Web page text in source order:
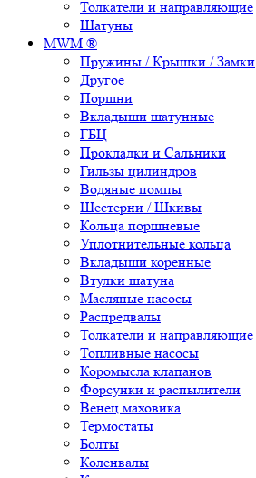
Толкатели и направляющие
Шатуны
MWM ®
Пружины / Крышки / Замки
Другое
Поршни
Вкладыши шатунные
ГБЦ
Прокладки и Сальники
Гильзы цилиндров
Водяные помпы
Шестерни / Шкивы
Кольца поршневые
Уплотнительные кольца
Вкладыши коренные
Втулки шатуна
Масляные насосы
Распредвалы
Толкатели и направляющие
Топливные насосы
Коромысла клапанов
Форсунки и распылители
Венец маховика
Термостаты
Болты
Коленвалы